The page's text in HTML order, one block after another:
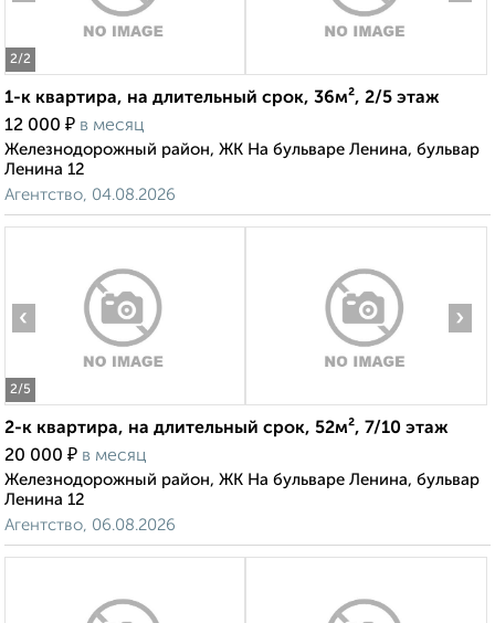
2/2
1-к квартира, на длительный срок, 36м², 2/5 этаж
12 000 ₽ в месяц
Железнодорожный район, ЖК На бульваре Ленина, бульвар
Ленина 12
Агентство, 04.08.2026
2/5
‹ ›
2-к квартира, на длительный срок, 52м², 7/10 этаж
20 000 ₽ в месяц
Железнодорожный район, ЖК На бульваре Ленина, бульвар
Ленина 12
Агентство, 06.08.2026